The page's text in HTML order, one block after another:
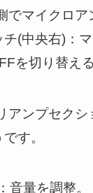
でマイクロア
チ(中央右)：
を切り替える
アンプセクシ
す。
音量を調整。